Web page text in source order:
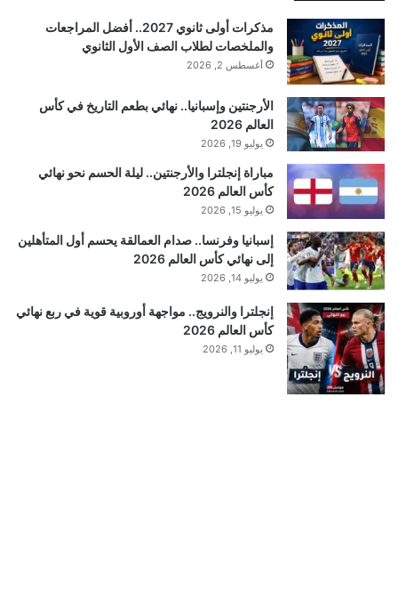
مذكرات أولى ثانوي 2027.. أفضل المراجعات
والملخصات لطلاب الصف الأول الثانوي
أغسطس 2, 2026
الأرجنتين وإسبانيا.. نهائي بطعم التاريخ في كأس
العالم 2026
يوليو 19, 2026
مباراة إنجلترا والأرجنتين.. ليلة الحسم نحو نهائي
كأس العالم 2026
يوليو 15, 2026
إسبانيا وفرنسا.. صدام العمالقة يحسم أول المتأهلين
إلى نهائي كأس العالم 2026
يوليو 14, 2026
إنجلترا والنرويج.. مواجهة أوروبية قوية في ربع نهائي
كأس العالم 2026
يوليو 11, 2026